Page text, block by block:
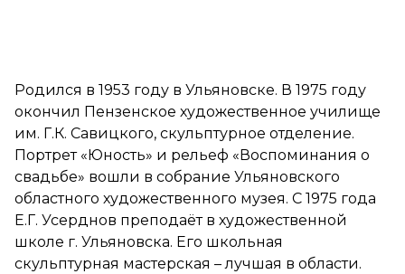
Родился в 1953 году в Ульяновске. В 1975 году
окончил Пензенское художественное училище
им. Г.К. Савицкого, скульптурное отделение.
Портрет «Юность» и рельеф «Воспоминания о
свадьбе» вошли в собрание Ульяновского
областного художественного музея. С 1975 года
Е.Г. Усерднов преподаёт в художественной
школе г. Ульяновска. Его школьная
скульптурная мастерская – лучшая в области.